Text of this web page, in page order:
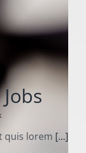
quis lorem [...]